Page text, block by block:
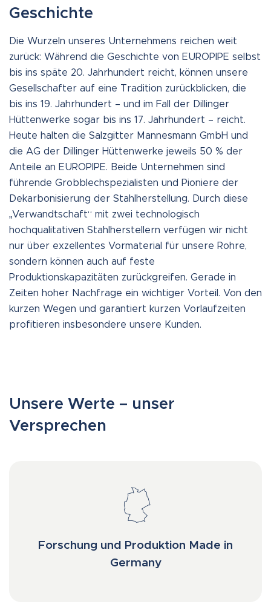
Geschichte
Die Wurzeln unseres Unternehmens reichen weit
zurück: Während die Geschichte von EUROPIPE selbst
bis ins späte 20. Jahrhundert reicht, können unsere
Gesellschafter auf eine Tradition zurückblicken, die
bis ins 19. Jahrhundert – und im Fall der Dillinger
Hüttenwerke sogar bis ins 17. Jahrhundert – reicht.
Heute halten die Salzgitter Mannesmann GmbH und
die AG der Dillinger Hüttenwerke jeweils 50 % der
Anteile an EUROPIPE. Beide Unternehmen sind
führende Grobblechspezialisten und Pioniere der
Dekarbonisierung der Stahlherstellung. Durch diese
„Verwandtschaft“ mit zwei technologisch
hochqualitativen Stahlherstellern verfügen wir nicht
nur über exzellentes Vormaterial für unsere Rohre,
sondern können auch auf feste
Produktionskapazitäten zurückgreifen. Gerade in
Zeiten hoher Nachfrage ein wichtiger Vorteil. Von den
kurzen Wegen und garantiert kurzen Vorlaufzeiten
profitieren insbesondere unsere Kunden.
Unsere Werte – unser
Versprechen
Forschung und Produktion Made in
Germany